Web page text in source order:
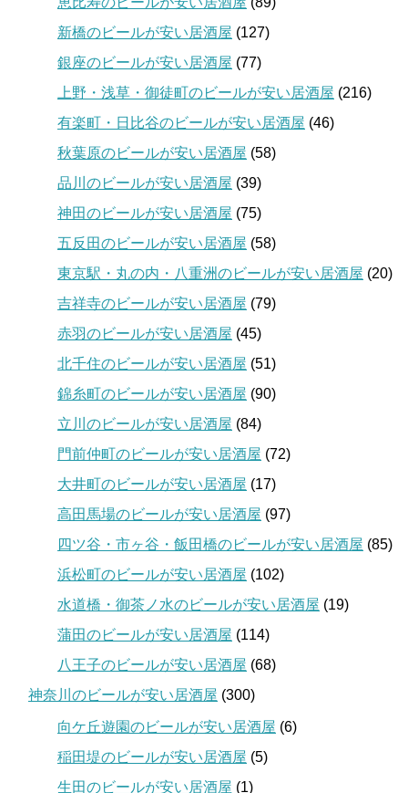
新橋のビールが安い居酒屋 (127)
銀座のビールが安い居酒屋 (77)
上野・浅草・御徒町のビールが安い居酒屋 (216)
有楽町・日比谷のビールが安い居酒屋 (46)
秋葉原のビールが安い居酒屋 (58)
品川のビールが安い居酒屋 (39)
神田のビールが安い居酒屋 (75)
五反田のビールが安い居酒屋 (58)
東京駅・丸の内・八重洲のビールが安い居酒屋 (20)
吉祥寺のビールが安い居酒屋 (79)
赤羽のビールが安い居酒屋 (45)
北千住のビールが安い居酒屋 (51)
錦糸町のビールが安い居酒屋 (90)
立川のビールが安い居酒屋 (84)
門前仲町のビールが安い居酒屋 (72)
大井町のビールが安い居酒屋 (17)
高田馬場のビールが安い居酒屋 (97)
四ツ谷・市ヶ谷・飯田橋のビールが安い居酒屋 (85)
浜松町のビールが安い居酒屋 (102)
水道橋・御茶ノ水のビールが安い居酒屋 (19)
蒲田のビールが安い居酒屋 (114)
八王子のビールが安い居酒屋 (68)
神奈川のビールが安い居酒屋 (300)
向ケ丘遊園のビールが安い居酒屋 (6)
稲田堤のビールが安い居酒屋 (5)
生田のビールが安い居酒屋 (1)